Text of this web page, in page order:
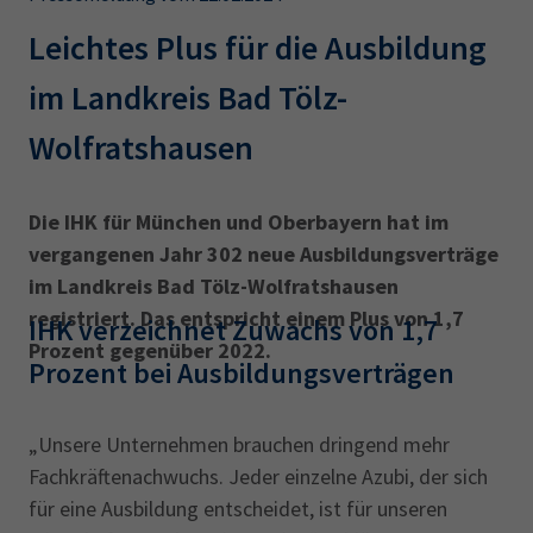
Leichte Sprache
IHK regional
Karriere
Presse
EN
IHK Akademie
Magazin Log-in
AdA
34d
Prüfungstermine
Wirtschaftsfachwirt
34f
Negativerklärung
Sachkundeprüfung
Berichtsheft
34i
Betriebswirt
Leichtes Plus für die Ausbildung
im Landkreis Bad Tölz-
Wolfratshausen
Die IHK für München und Oberbayern hat im
vergangenen Jahr 302 neue Ausbildungsverträge
im Landkreis Bad Tölz-Wolfratshausen
registriert. Das entspricht einem Plus von 1,7
Prozent gegenüber 2022.
IHK verzeichnet Zuwachs von 1,7
Prozent bei Ausbildungsverträgen
„Unsere Unternehmen brauchen dringend mehr
Fachkräftenachwuchs. Jeder einzelne Azubi, der sich
für eine Ausbildung entscheidet, ist für unseren